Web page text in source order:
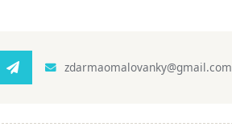
zdarmaomalovanky@gmail.com